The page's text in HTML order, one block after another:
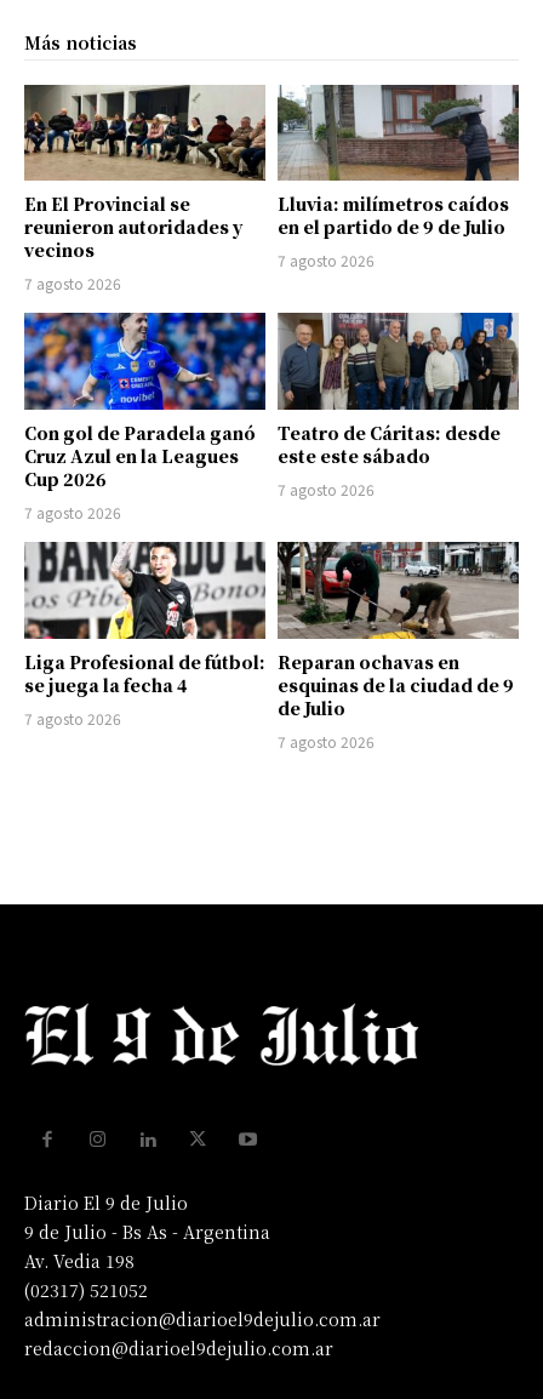
Más noticias
En El Provincial se
reunieron autoridades y
vecinos
7 agosto 2026
Lluvia: milímetros caídos
en el partido de 9 de Julio
7 agosto 2026
Con gol de Paradela ganó
Cruz Azul en la Leagues
Cup 2026
7 agosto 2026
Teatro de Cáritas: desde
este este sábado
7 agosto 2026
Liga Profesional de fútbol:
se juega la fecha 4
7 agosto 2026
Reparan ochavas en
esquinas de la ciudad de 9
de Julio
7 agosto 2026
Diario El 9 de Julio
9 de Julio - Bs As - Argentina
Av. Vedia 198
(02317) 521052
administracion@diarioel9dejulio.com.ar
redaccion@diarioel9dejulio.com.ar